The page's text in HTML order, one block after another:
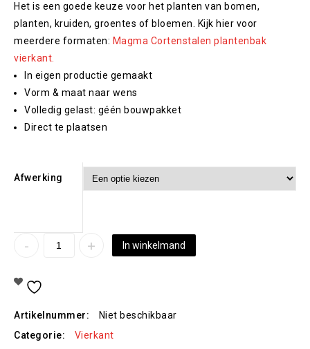
Het is een goede keuze voor het planten van bomen,
planten, kruiden, groentes of bloemen. Kijk hier voor
meerdere formaten: Magma Cortenstalen plantenbak
vierkant.
In eigen productie gemaakt
Vorm & maat naar wens
Volledig gelast: géén bouwpakket
Direct te plaatsen
Afwerking
In winkelmand
Artikelnummer:
Niet beschikbaar
Categorie:
Vierkant